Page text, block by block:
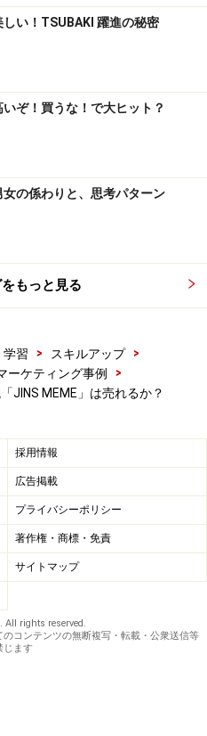
しい！TSUBAKI 躍進の秘密
ぞ！買うな！で大ヒット？
の係わりと、思考パターン
もっと見る
学習 > スキルアップ
>
ーケティング事例
>
JINS MEME」は売れるか？
採用情報
広告掲載
プライバシーポリシー
著作権・商標・免責
サイトマップ
rights reserved.
コンテンツの無断複写・転載・公衆送信等
じます